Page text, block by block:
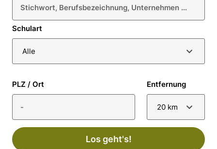
Schulart
Alle
PLZ / Ort Entfernung
20 km
Los geht's!